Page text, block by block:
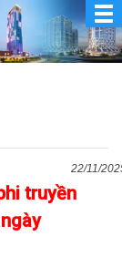
22/11/
truyền